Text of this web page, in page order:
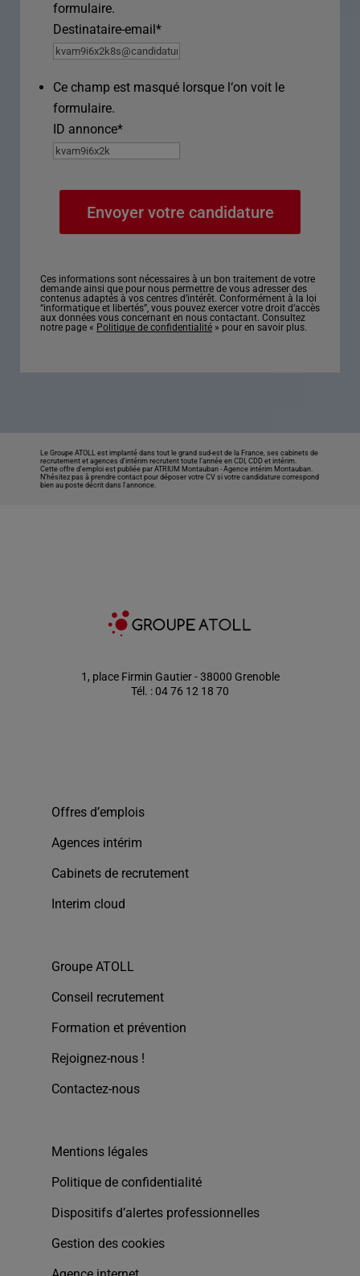
formulaire.
Destinataire-email*
Ce champ est masqué lorsque l‘on voit le
formulaire.
ID annonce*
Ces informations sont nécessaires à un bon traitement de votre
demande ainsi que pour nous permettre de vous adresser des
contenus adaptés à vos centres d’intérêt. Conformément à la loi
“informatique et libertés”, vous pouvez exercer votre droit d’accès
aux données vous concernant en nous contactant. Consultez
notre page « Politique de confidentialité » pour en savoir plus.
Le Groupe ATOLL est implanté dans tout le grand sud-est de la France, ses cabinets de
recrutement et agences d’intérim recrutent toute l’année en CDI, CDD et intérim.
Cette offre d’emploi est publiée par ATRIUM Montauban -Agence intérim Montauban.
N’hésitez pas à prendre contact pour déposer votre CV si votre candidature correspond
bien au poste décrit dans l'annonce.
1, place Firmin Gautier - 38000 Grenoble
Tél. : 04 76 12 18 70
Offres d’emplois
Agences intérim
Cabinets de recrutement
Interim cloud
Groupe ATOLL
Conseil recrutement
Formation et prévention
Rejoignez-nous !
Contactez-nous
Mentions légales
Politique de confidentialité
Dispositifs d’alertes professionnelles
Gestion des cookies